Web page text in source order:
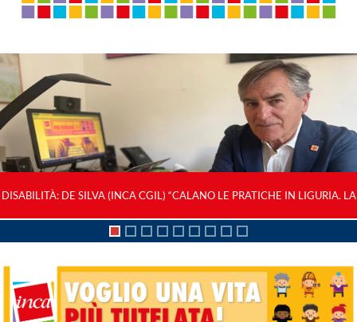
DISABILITÀ: DE SILVA (INCA CGIL) “CALANO LE PRATICHE IN LIGURIA. LA
RIFORMA NON È SEMPLIFICAZIONE, MA OSTACOLO AI DIRITTI”